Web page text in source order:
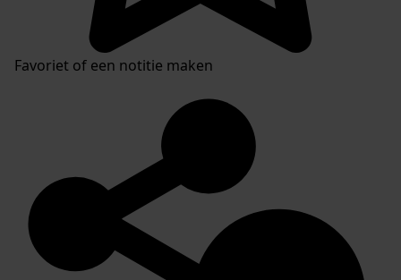
Favoriet of een notitie maken